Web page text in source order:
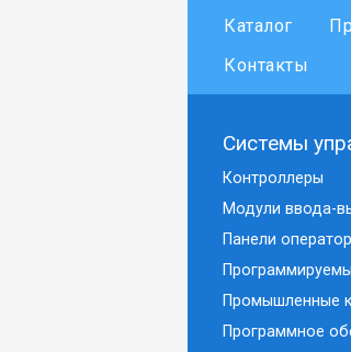
Каталог
Контакты
Системы
Контроллеры
Модули ввода-
Панели
Промышленные
Программное